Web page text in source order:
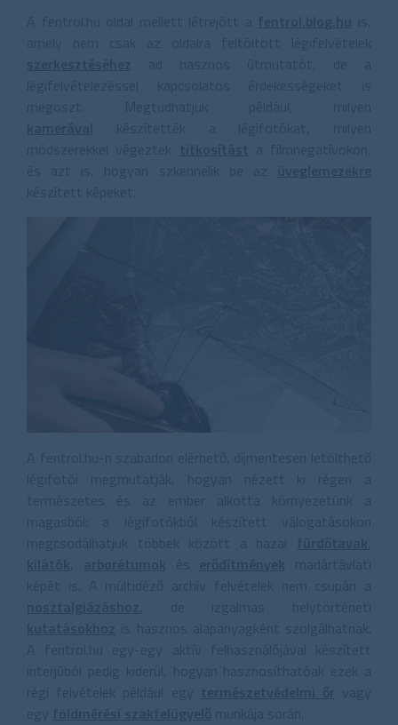
A fentrol.hu oldal mellett létrejött a fentrol.blog.hu is,
amely nem csak az oldalra feltöltött légifelvételek
szerkesztéséhez ad hasznos útmutatót, de a
légifelvételezéssel kapcsolatos érdekességeket is
megoszt. Megtudhatjuk például, milyen
kamerával készítették a légifotókat, milyen
módszerekkel végeztek titkosítást a filmnegatívokon,
és azt is, hogyan szkennelik be az üveglemezekre
készített képeket.
A fentrol.hu-n szabadon elérhető, díjmentesen letölthető
légifotói megmutatják, hogyan nézett ki régen a
természetes és az ember alkotta környezetünk a
magasból: a légifotókból készített válogatásokon
megcsodálhatjuk többek között a hazai fürdőtavak
kilátók
arborétumok és erődítmények madártávlati
képét is. A múltidéző archív felvételek nem csupán a
nosztalgiázáshoz , de izgalmas helytörténeti
kutatásokhoz is hasznos alapanyagként szolgálhatnak.
A fentrol.hu egy-egy aktív felhasználójával készített
interjúból pedig kiderül, hogyan hasznosíthatóak ezek a
régi felvételek például egy természetvédelmi őr vagy
egy földmérési szakfelügyelő munkája során.